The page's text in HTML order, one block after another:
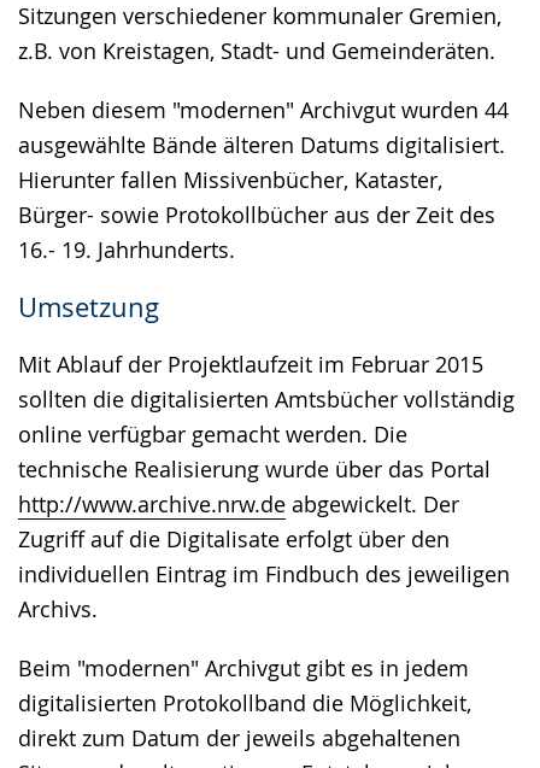
Sitzungen verschiedener kommunaler Gremien,
z.B. von Kreistagen, Stadt- und Gemeinderäten.
Neben diesem "modernen" Archivgut wurden 44
ausgewählte Bände älteren Datums digitalisiert.
Hierunter fallen Missivenbücher, Kataster,
Bürger- sowie Protokollbücher aus der Zeit des
16.- 19. Jahrhunderts.
Umsetzung
Mit Ablauf der Projektlaufzeit im Februar 2015
sollten die digitalisierten Amtsbücher vollständig
online verfügbar gemacht werden. Die
technische Realisierung wurde über das Portal
http://www.archive.nrw.de abgewickelt. Der
Zugriff auf die Digitalisate erfolgt über den
individuellen Eintrag im Findbuch des jeweiligen
Archivs.
Beim "modernen" Archivgut gibt es in jedem
digitalisierten Protokollband die Möglichkeit,
direkt zum Datum der jeweils abgehaltenen